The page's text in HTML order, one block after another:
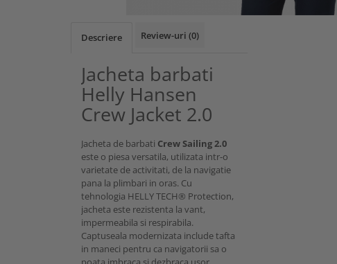
Descriere Review-uri (0)
Jacheta barbati
Helly Hansen
Crew Jacket 2.0
Jacheta de barbati Crew Sailing 2.0
este o piesa versatila, utilizata intr-o
varietate de activitati, de la navigatie
pana la plimbari in oras. Cu
tehnologia HELLY TECH® Protection,
jacheta este rezistenta la vant,
impermeabila si respirabila.
Captuseala modernizata include tafta
in maneci pentru ca navigatorii sa o